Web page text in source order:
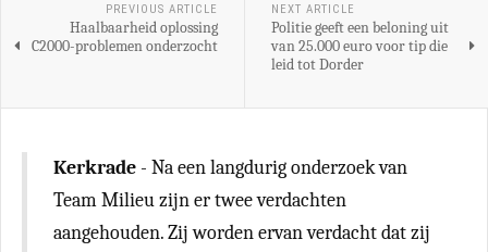
PREVIOUS ARTICLE
Haalbaarheid oplossing
C2000-problemen onderzocht
NEXT ARTICLE
Politie geeft een beloning uit
van 25.000 euro voor tip die
leid tot Dorder
Kerkrade - Na een langdurig onderzoek van
Team Milieu zijn er twee verdachten
aangehouden. Zij worden ervan verdacht dat zij